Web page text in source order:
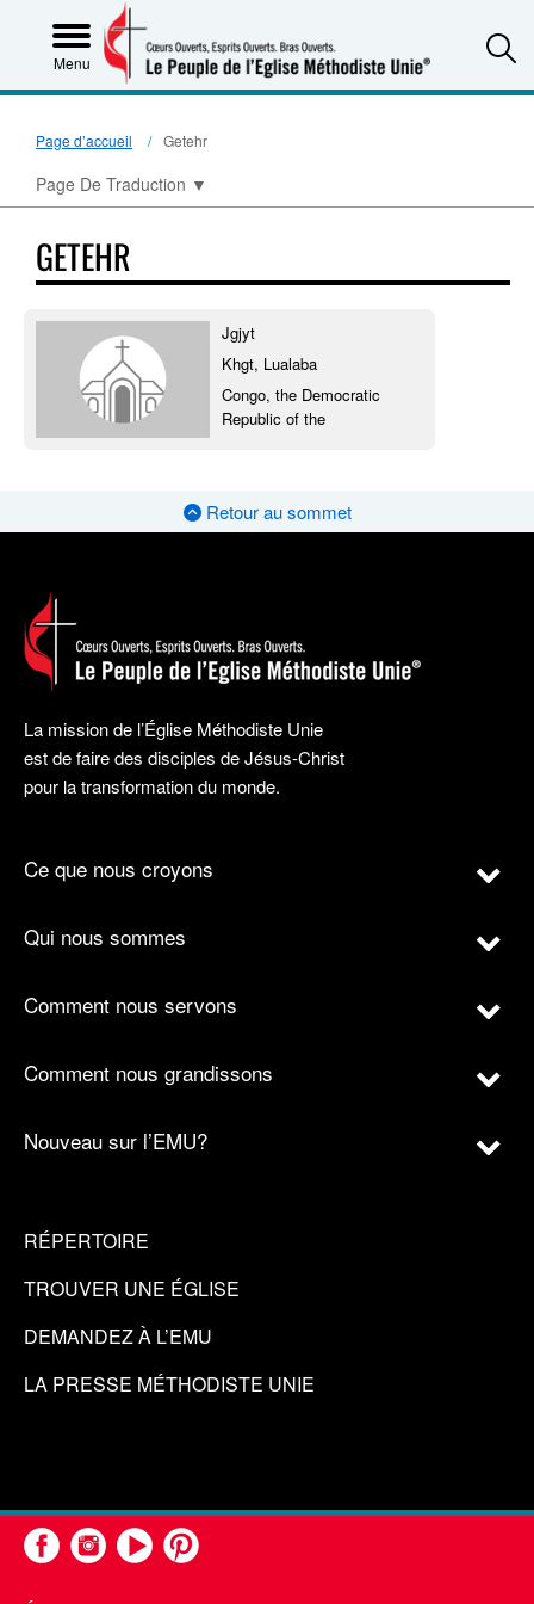
Menu
Page d’accueil Getehr
Page De Traduction ▼
GETEHR
Jgjyt
Khgt, Lualaba
Congo, the Democratic
Republic of the
Retour au sommet
La mission de l’Église Méthodiste Unie
est de faire des disciples de Jésus-Christ
pour la transformation du monde.
Ce que nous croyons
Qui nous sommes
Comment nous servons
Comment nous grandissons
Nouveau sur l’EMU?
RÉPERTOIRE
TROUVER UNE ÉGLISE
DEMANDEZ À L’EMU
LA PRESSE MÉTHODISTE UNIE